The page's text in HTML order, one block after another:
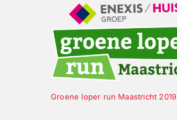
Groene loper run
Groene loper run Maastricht 2019